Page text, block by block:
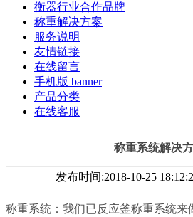
衡器行业合作品牌
称重解决方案
服务说明
友情链接
在线留言
手机版 banner
产品分类
在线客服
称重系统解决
发布时间:2018-10-25
称重系统：我们已反应釜称重系统来